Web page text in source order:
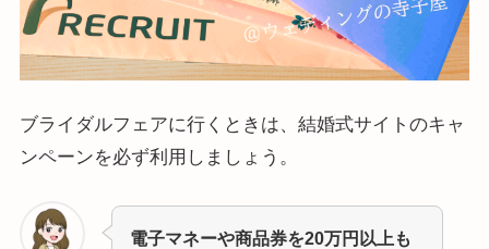
ブライダルフェアに行くときは、結婚式サイトのキャ
ンペーンを必ず利用しましょう。
電子マネーや商品券を20万円以上も